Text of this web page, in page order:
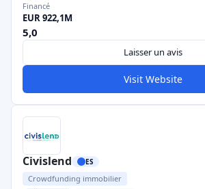
Financé
EUR 922,1M
5,0
Laisser un avis
Visit Website
Civislend ES
Crowdfunding immobilier